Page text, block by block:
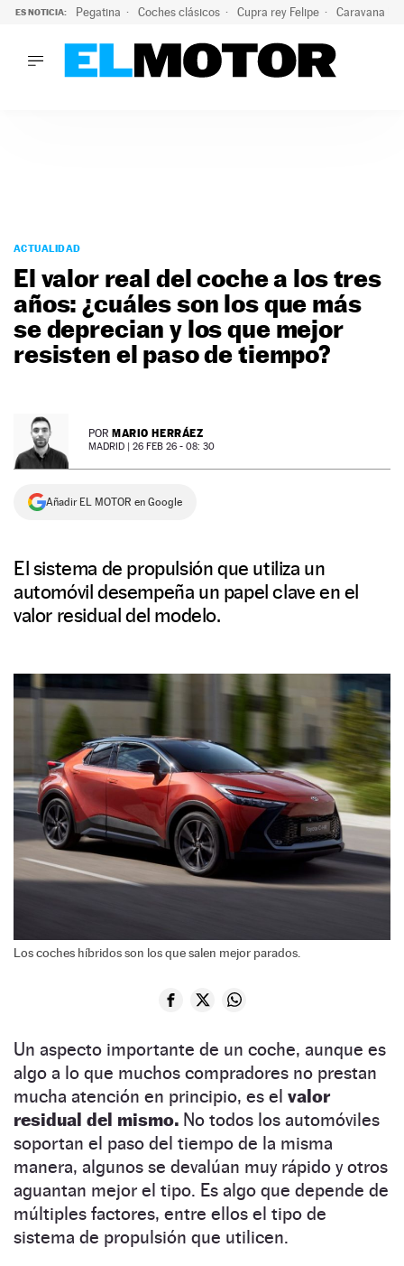
ES NOTICIA: Pegatina Coches clásicos Cupra rey Felipe Caravana
PODCAST
MOTOS
TECNOLOGÍA
SUPERCOCHES
NEWSLETTER
ACTUALIDAD
El valor real del coche a los tres
años: ¿cuáles son los que más
se deprecian y los que mejor
resisten el paso de tiempo?
POR MARIO HERRÁEZ
MADRID | 26 FEB 26 - 08: 30
Añadir EL MOTOR en Google
El sistema de propulsión que utiliza un
automóvil desempeña un papel clave en el
valor residual del modelo.
Los coches híbridos son los que salen mejor parados.
Un aspecto importante de un coche, aunque es
algo a lo que muchos compradores no prestan
mucha atención en principio, es el valor
residual del mismo. No todos los automóviles
soportan el paso del tiempo de la misma
manera, algunos se devalúan muy rápido y otros
aguantan mejor el tipo. Es algo que depende de
múltiples factores, entre ellos el tipo de
sistema de propulsión que utilicen.